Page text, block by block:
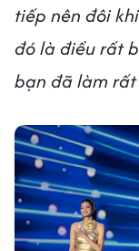
tiếp nên đôi
đó là điều rất
bạn đã làm